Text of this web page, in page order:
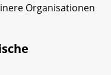
Organisationen